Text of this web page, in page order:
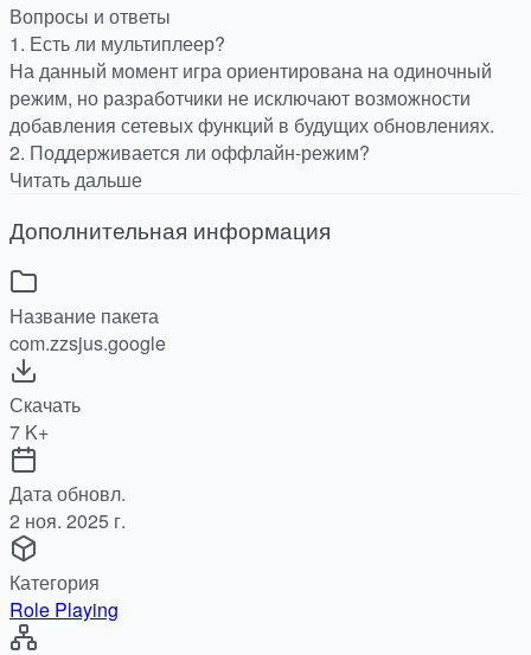
Вопросы и ответы
1. Есть ли мультиплеер?
На данный момент игра ориентирована на одиночный
режим, но разработчики не исключают возможности
добавления сетевых функций в будущих обновлениях.
2. Поддерживается ли оффлайн-режим?
Читать дальше
Дополнительная информация
Название пакета
com.zzsjus.google
Скачать
7 K+
Дата обновл.
2 ноя. 2025 г.
Категория
Role Playing